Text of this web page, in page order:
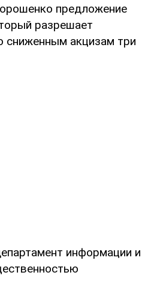
предложение
разрешает
сниженным акцизам три
информации и